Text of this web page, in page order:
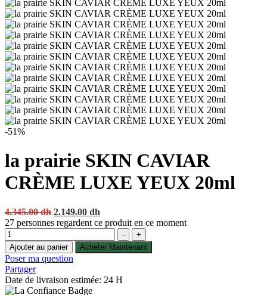
-51%
la prairie SKIN CAVIAR
CRÈME LUXE YEUX 20ml
4.345.00dh Original
price
4.345.00 dh.
2.149.00 dh
price
2.149.00 dh.
27 personnes regardent ce produit en ce moment
Quantité
-
+
Ajouter au panier
Acheter Maintenant
Poser ma question
Partager
Date de livraison estimée: 24 H